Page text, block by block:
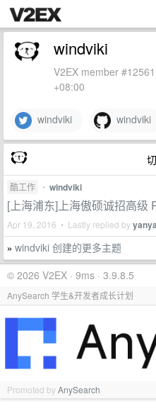
windviki
V2EX member
+08:00
windviki windviki
酷工作 • windviki
[上海浦东]上海傲硕诚招高级
Apr 19, 2016 • Lastly replied by
» windviki 创建的更多主题
© 2026 V2EX · 9ms · 3.9.8.5
AnySearch 学生&开发者成长计划
Promoted byAnySearch